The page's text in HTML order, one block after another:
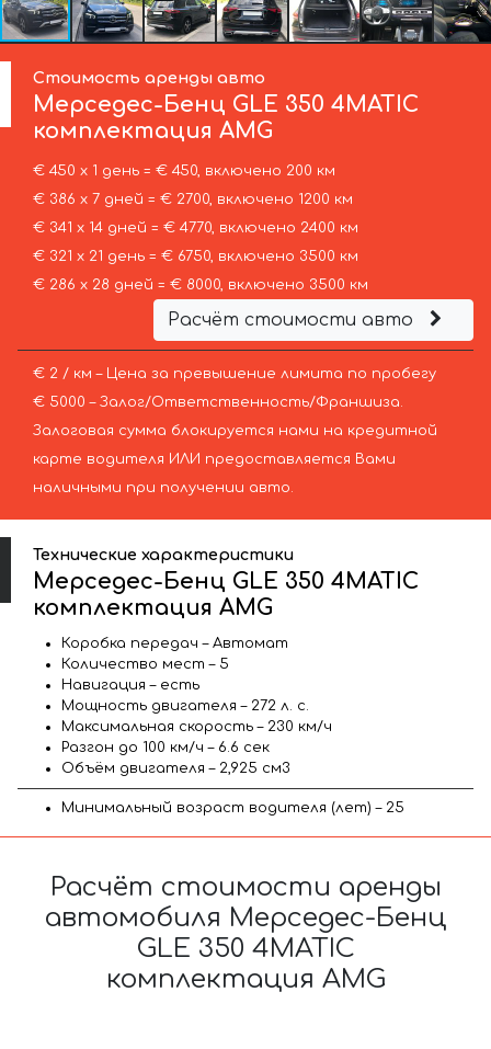
Стоимость аренды авто
Мерседес-Бенц GLE 350 4MATIC
комплектация AMG
€ 450 х 1 день = € 450, включено 200 км
€ 386 х 7 дней = € 2700, включено 1200 км
€ 341 х 14 дней = € 4770, включено 2400 км
€ 321 х 21 день = € 6750, включено 3500 км
€ 286 х 28 дней = € 8000, включено 3500 км
Расчёт стоимости авто
€ 2 / км – Цена за превышение лимита по пробегу
€ 5000 – Залог/Ответственность/Франшиза.
Залоговая сумма блокируется нами на кредитной
карте водителя ИЛИ предоставляется Вами
наличными при получении авто.
Технические характеристики
Мерседес-Бенц GLE 350 4MATIC
комплектация AMG
Коробка передач – Автомат
Количество мест – 5
Навигация – есть
Мощность двигателя – 272 л. с.
Максимальная скорость – 230 км/ч
Разгон до 100 км/ч – 6.6 сек
Объём двигателя – 2,925 см3
Минимальный возраст водителя (лет) – 25
Расчёт стоимости аренды
автомобиля Мерседес-Бенц
GLE 350 4MATIC
комплектация AMG